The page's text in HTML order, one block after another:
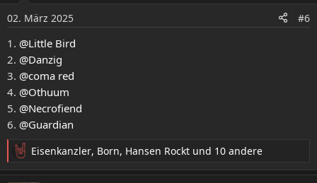
n
n
:
02. März 2025 #6
1. @Little Bird
2. @Danzig
3. @coma red
4. @Othuum
5. @Necrofiend
6. @Guardian
R
e
Eisenkanzler, Born, Hansen Rockt und 10 andere